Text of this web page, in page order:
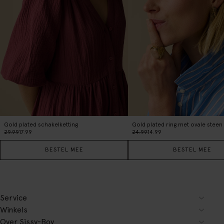
Gold plated schakelketting
29.9917.99
BESTEL MEE
Gold plated ring met ovale steen
24.9914.99
BESTEL MEE
Service
Winkels
Over Sissy-Boy